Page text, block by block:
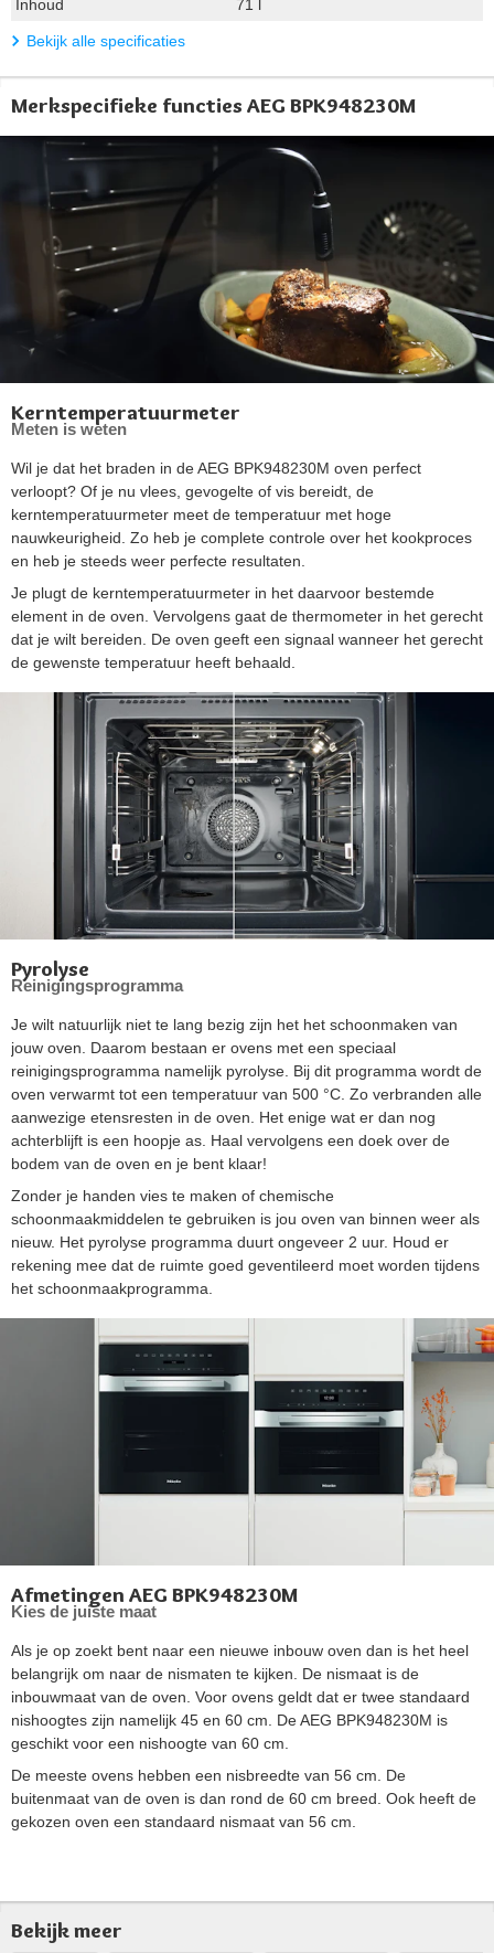
Inhoud
71 l
Bekijk alle specificaties
Merkspecifieke functies AEG BPK948230M
Kerntemperatuurmeter
Meten is weten
Wil je dat het braden in de AEG BPK948230M oven perfect
verloopt? Of je nu vlees, gevogelte of vis bereidt, de
kerntemperatuurmeter meet de temperatuur met hoge
nauwkeurigheid. Zo heb je complete controle over het kookproces
en heb je steeds weer perfecte resultaten.
Je plugt de kerntemperatuurmeter in het daarvoor bestemde
element in de oven. Vervolgens gaat de thermometer in het gerecht
dat je wilt bereiden. De oven geeft een signaal wanneer het gerecht
de gewenste temperatuur heeft behaald.
Pyrolyse
Reinigingsprogramma
Je wilt natuurlijk niet te lang bezig zijn het het schoonmaken van
jouw oven. Daarom bestaan er ovens met een speciaal
reinigingsprogramma namelijk pyrolyse. Bij dit programma wordt de
oven verwarmt tot een temperatuur van 500 °C. Zo verbranden alle
aanwezige etensresten in de oven. Het enige wat er dan nog
achterblijft is een hoopje as. Haal vervolgens een doek over de
bodem van de oven en je bent klaar!
Zonder je handen vies te maken of chemische
schoonmaakmiddelen te gebruiken is jou oven van binnen weer als
nieuw. Het pyrolyse programma duurt ongeveer 2 uur. Houd er
rekening mee dat de ruimte goed geventileerd moet worden tijdens
het schoonmaakprogramma.
Afmetingen AEG BPK948230M
Kies de juiste maat
Als je op zoekt bent naar een nieuwe inbouw oven dan is het heel
belangrijk om naar de nismaten te kijken. De nismaat is de
inbouwmaat van de oven. Voor ovens geldt dat er twee standaard
nishoogtes zijn namelijk 45 en 60 cm. De AEG BPK948230M is
geschikt voor een nishoogte van 60 cm.
De meeste ovens hebben een nisbreedte van 56 cm. De
buitenmaat van de oven is dan rond de 60 cm breed. Ook heeft de
gekozen oven een standaard nismaat van 56 cm.
Bekijk meer